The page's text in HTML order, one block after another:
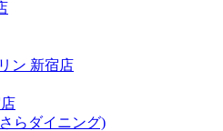
ン 新宿店
らダイニング)